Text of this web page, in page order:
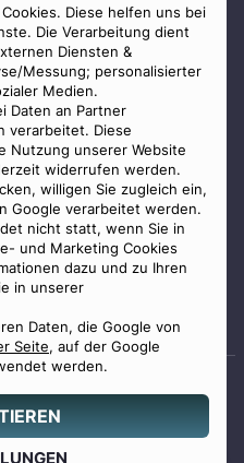
Diese helfen uns bei
Die Verarbeitung dient
Diensten &
Messung; personalisierter
Medien.
Daten an Partner
verarbeitet. Diese
Nutzung unserer Website
widerrufen werden.
willigen Sie zugleich ein,
Google verarbeitet werden.
nicht statt, wenn Sie in
und Marketing Cookies
dazu und zu Ihren
in unserer
Daten, die Google von
Seite, auf der Google
werden.
geprüfter